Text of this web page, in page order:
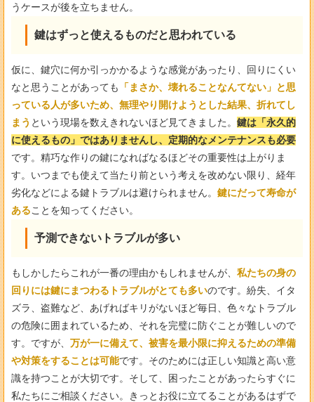
うケースが後を立ちません。
鍵はずっと使えるものだと思われている
仮に、鍵穴に何か引っかかるような感覚があったり、回りにくい
なと思うことがあっても
「まさか、壊れることなんてない」と思
っている人が多いため、無理やり開けようとした結果、折れてし
まう という現場を数えきれないほど見てきました。 鍵は「永久的
に使えるもの」ではありませんし、定期的なメンテナンスも必要
です。精巧な作りの鍵になればなるほどその重要性は上がりま
す。いつまでも使えて当たり前という考えを改めない限り、経年
劣化などによる鍵トラブルは避けられません。 鍵にだって寿命が
あることを知ってください。
予測できないトラブルが多い
もしかしたらこれが一番の理由かもしれませんが、 私たちの身の
回りには鍵にまつわるトラブルがとても多いのです。紛失、イタ
ズラ、盗難など、あげればキリがないほど毎日、色々なトラブル
の危険に囲まれているため、それを完璧に防ぐことが難しいので
す。ですが、 万が一に備えて、被害を最小限に抑えるための準備
や対策をすることは可能です。そのためには正しい知識と高い意
識を持つことが大切です。そして、困ったことがあったらすぐに
私たちにご相談ください。きっとお役に立てることがあるはずで